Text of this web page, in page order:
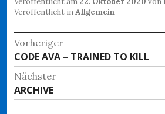
Veröffentlicht inAllgemein
Vorheriger
Vorheriger
Beitrag:
CODE AVA – TRAINED TO KILL
Nächster
Nächster
Beitrag:
ARCHIVE